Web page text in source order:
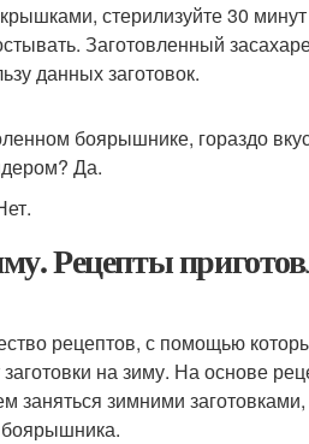
стерилизуйте 30
Заготовленный
данных заготовок.
боярышнике, гораздо
Да.
Рецепты
рецептов, с помощью
на зиму. На основе
заняться зимними